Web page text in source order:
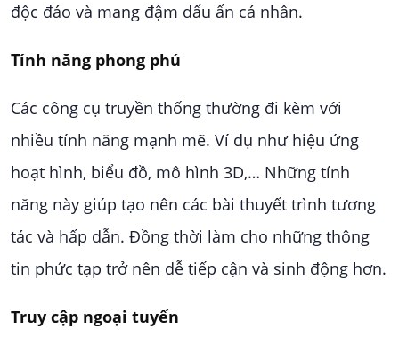
độc đáo và mang đậm dấu ấn cá nhân.
Tính năng phong phú
Các công cụ truyền thống thường đi kèm với
nhiều tính năng mạnh mẽ. Ví dụ như hiệu ứng
hoạt hình, biểu đồ, mô hình 3D,… Những tính
năng này giúp tạo nên các bài thuyết trình tương
tác và hấp dẫn. Đồng thời làm cho những thông
tin phức tạp trở nên dễ tiếp cận và sinh động hơn.
Truy cập ngoại tuyến